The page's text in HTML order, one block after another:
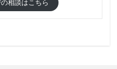
相談はこちら